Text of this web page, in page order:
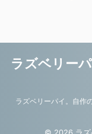
ラズベリー
ラズベリーパイ。自作